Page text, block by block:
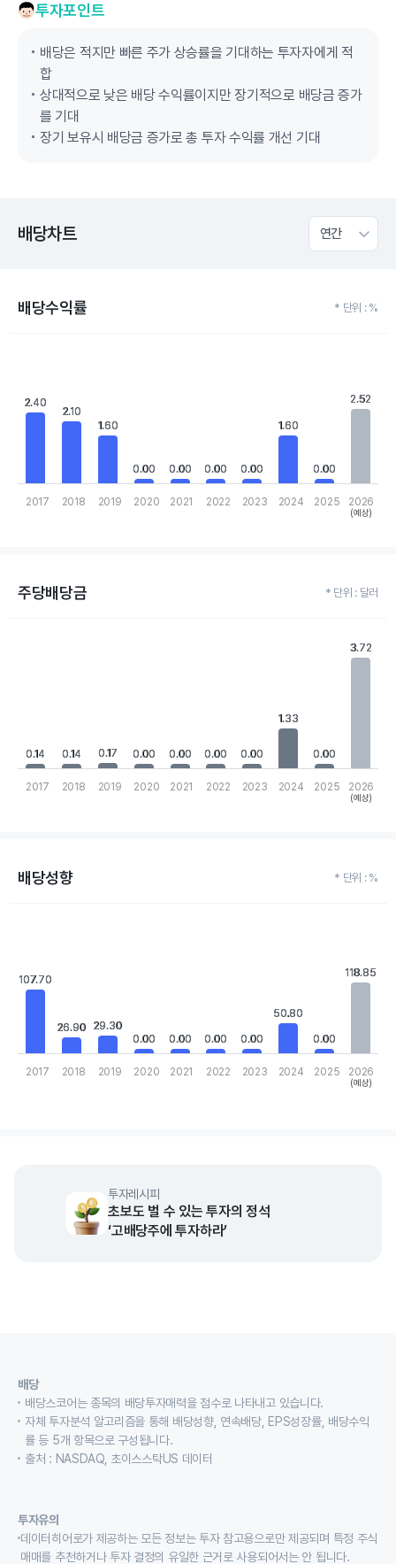
투자포인트
배당은 적지만 빠른 주가 상승률을 기대하는 투자자에게 적
합
상대적으로 낮은 배당 수익률이지만 장기적으로 배당금 증가
를 기대
장기 보유시 배당금 증가로 총 투자 수익률 개선 기대
배당차트 연간
배당수익률 * 단위 : %
The chart has 1 X axis displaying categories.
The chart has 1 Y axis displaying values. Data ranges from 0 to
2.40
2.40
2.10
2.10
1.60
1.60
0.00
0.00 0.00
0.00 0.00
0.00 0.00
0.00
1.60
1.60
0.00
0.00
2.52
2.52
2017 2018 2019 2020 2021 2022 2023 2024 2025 2026
(예상)
주당배당금 * 단위 : 달러
0.14
0.14 0.14
0.14 0.17
0.17 0.00
0.00 0.00
0.00 0.00
0.00 0.00
0.00
1.33
1.33
0.00
0.00
3.72
3.72
2017 2018 2019 2020 2021 2022 2023 2024 2025 2026
(예상)
배당성향 * 단위 : %
The chart has 1 Y axis displaying values. Data ranges from 0 to
107.70
107.70
26.90
26.90 29.30
29.30
0.00
0.00 0.00
0.00 0.00
0.00 0.00
0.00
50.80
50.80
0.00
0.00
118.85
118.85
2017 2018 2019 2020 2021 2022 2023 2024 2025 2026
(예상)
투자레시피
초보도 벌 수 있는 투자의 정석
‘고배당주에 투자하라’
배당
배당스코어는 종목의 배당투자매력을 점수로 나타내고 있습니다.
자체 투자분석 알고리즘을 통해 배당성향, 연속배당, EPS성장률, 배당수익
률 등 5개 항목으로 구성됩니다.
출처 : NASDAQ, 초이스스탁US 데이터
투자유의
데이터히어로가 제공하는 모든 정보는 투자 참고용으로만 제공되며 특정 주식
매매를 추천하거나 투자 결정의 유일한 근거로 사용되어서는 안 됩니다.